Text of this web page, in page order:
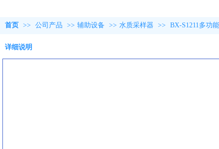
首页 >> 公司产品 >> 辅助设备 >> 水质采样器 >> BX-S1211多功
详细说明